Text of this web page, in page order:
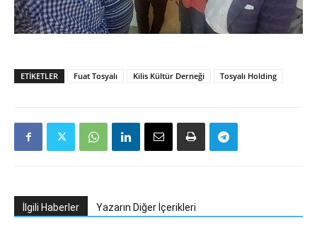
ETIKETLER Fuat Tosyalı Kilis Kültür Derneği Tosyalı Holding
İlgili Haberler Yazarın Diğer İçerikleri